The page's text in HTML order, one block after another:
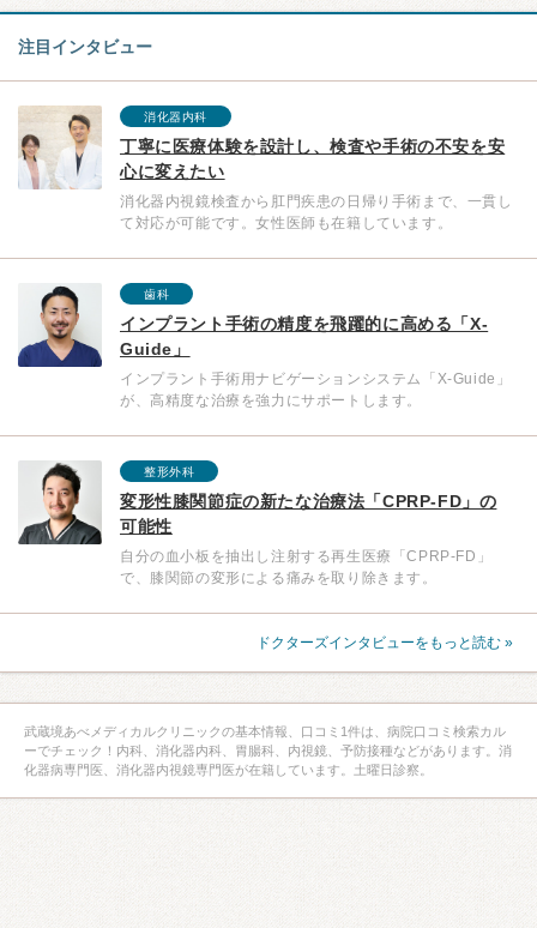
注目インタビュー
消化器内科
丁寧に医療体験を設計し、検査や手術の不安を安
心に変えたい
消化器内視鏡検査から肛門疾患の日帰り手術まで、一貫し
て対応が可能です。女性医師も在籍しています。
歯科
インプラント手術の精度を飛躍的に高める「X-
Guide」
インプラント手術用ナビゲーションシステム「X-Guide」
が、高精度な治療を強力にサポートします。
整形外科
変形性膝関節症の新たな治療法「CPRP-FD」の
可能性
自分の血小板を抽出し注射する再生医療「CPRP-FD」
で、膝関節の変形による痛みを取り除きます。
ドクターズインタビューをもっと読む »
武蔵境あべメディカルクリニックの基本情報、口コミ1件は、病院口コミ検索カル
ーでチェック！内科、消化器内科、胃腸科、内視鏡、予防接種などがあります。消
化器病専門医、消化器内視鏡専門医が在籍しています。土曜日診察。